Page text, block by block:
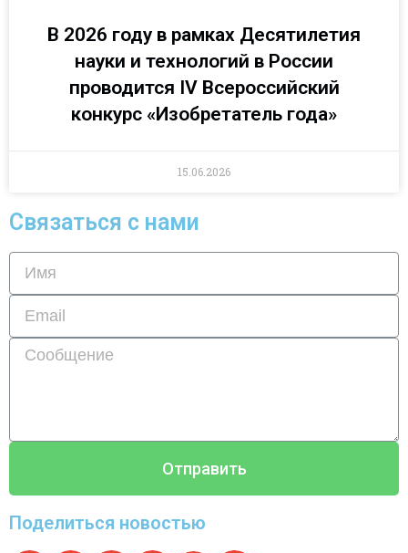
В 2026 году в рамках Десятилетия
науки и технологий в России
проводится IV Всероссийский
конкурс «Изобретатель года»
15.06.2026
Связаться с нами
Отправить
Поделиться новостью